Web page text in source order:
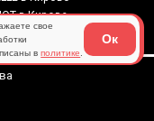
в Кирове
в Кирове
свое
вполитике.
Ок